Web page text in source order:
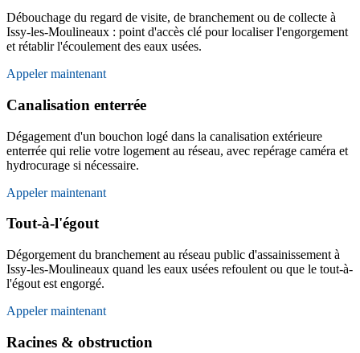
Débouchage du regard de visite, de branchement ou de collecte à
Issy-les-Moulineaux : point d'accès clé pour localiser l'engorgement
et rétablir l'écoulement des eaux usées.
Appeler maintenant
Canalisation enterrée
Dégagement d'un bouchon logé dans la canalisation extérieure
enterrée qui relie votre logement au réseau, avec repérage caméra et
hydrocurage si nécessaire.
Appeler maintenant
Tout-à-l'égout
Dégorgement du branchement au réseau public d'assainissement à
Issy-les-Moulineaux quand les eaux usées refoulent ou que le tout-à-
l'égout est engorgé.
Appeler maintenant
Racines & obstruction